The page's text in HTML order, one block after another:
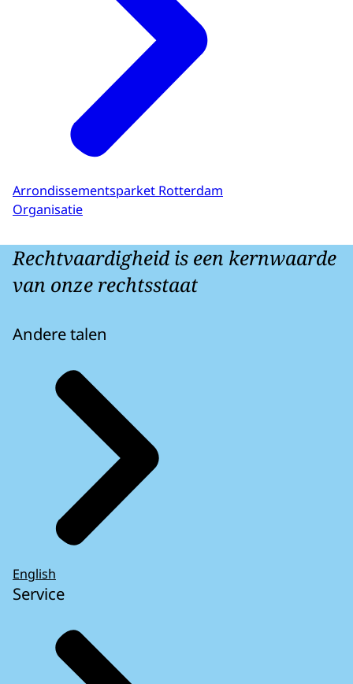
Arrondissementsparket Rotterdam
Organisatie
Rechtvaardigheid is een kernwaarde
van onze rechtsstaat
Andere talen
English
Service